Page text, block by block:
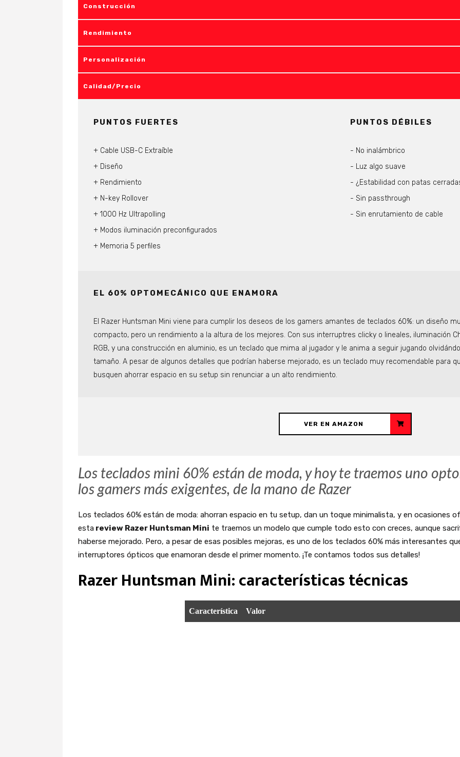
EL 60% OPTOMECÁNICO QUE ENAMORA
El Razer Huntsman Mini viene para cumplir los deseos de los gamers amantes de teclados 60%: un diseño
compacto, pero un rendimiento a la altura de los mejores. Con sus interruptres clicky o lineales, iluminación
RGB, y una construcción en aluminio, es un teclado que mima al jugador y le anima a seguir jugando
tamaño. A pesar de algunos detalles que podrían haberse mejorado, es un teclado muy recomendable para
busquen ahorrar espacio en su setup sin renunciar a un alto rendimiento.
Construcción
Rendimiento
Personalización
Calidad/Precio
PUNTOS FUERTES
Cable USB-C Extraíble
Diseño
Rendimiento
N-key Rollover
1000 Hz Ultrapolling
Modos iluminación preconfigurados
Memoria 5 perfiles
PUNTOS DÉBILES
No inalámbrico
Luz algo suave
¿Estabilidad con patas
Sin passthrough
Sin enrutamiento de cable
VER EN AMAZON
Los teclados mini 60% están de moda, y hoy te traemos uno
los gamers más exigentes, de la mano de Razer
Los teclados 60% están de moda: ahorran espacio en tu setup, dan un toque minimalista, y en ocasiones
esta review Razer Huntsman Mini te traemos un modelo que cumple todo esto con creces, aunque
haberse mejorado. Pero, a pesar de esas posibles mejoras, es uno de los teclados 60% más interesantes
interruptores ópticos que enamoran desde el primer momento. ¡Te contamos todos sus detalles!
Razer Huntsman Mini: características técnicas
Característica Valor